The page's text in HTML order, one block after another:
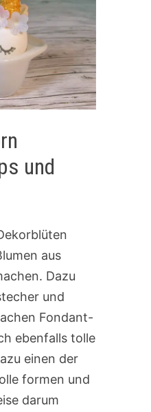
und
aus
Dazu
und
Fondant-
ebenfalls tolle
einen der
formen und
darum